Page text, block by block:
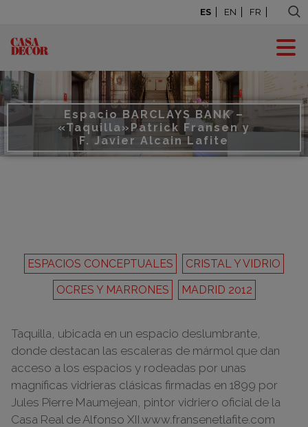
ES EN FR
Espacio BARCLAYS BANK –
«Taquilla»Patrick Fransen y
F. Javier Alcain Lafite
ESPACIOS CONCEPTUALES
CRISTAL Y VIDRIO
OCRES Y MARRONES
MADRID 2012
Taquilla, ubicada en un espacio deslumbrante,
donde destacan las escaleras de mármol que dan
acceso a los espacios y rodeadas por unas
magníficas vidrieras clásicas firmadas en 1899 por
Jules Pierre Maumejean, pintor vidriero oficial de la
Casa Real de Alfonso XII.www.fransenetlafite.com